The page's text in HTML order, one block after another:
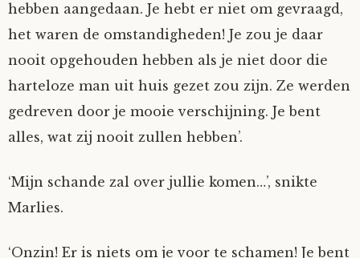
hebben aangedaan. Je hebt er niet om gevraagd,
het waren de omstandigheden! Je zou je daar
nooit opgehouden hebben als je niet door die
harteloze man uit huis gezet zou zijn. Ze werden
gedreven door je mooie verschijning. Je bent
alles, wat zij nooit zullen hebben’.
‘Mijn schande zal over jullie komen…’, snikte
Marlies.
‘Onzin! Er is niets om je voor te schamen! Je bent